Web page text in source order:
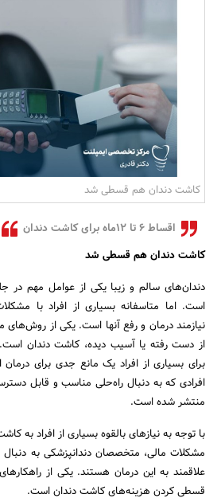
کاشت دندان هم قسطی شد
اقساط 6 تا 12ماه برای کاشت دندان
کاشت دندان هم قسطی شد
دندان‌های سالم و زیبا یکی از عوامل مهم در
است. اما متاسفانه بسیاری از افراد با
نیازمند درمان و رفع آنها است. یکی از روش‌های
از دست رفته یا آسیب دیده، کاشت دندان
برای بسیاری از افراد یک مانع جدی برای
افرادی که به دنبال راه‌حلی مناسب و قابل
منتشر شده است.
با توجه به نیازهای بالقوه بسیاری از افراد به
مشکلات مالی، متخصصان دندانپزشکی به دنبال
علاقمند به این درمان هستند. یکی از
قسطی کردن هزینه‌های کاشت دندان است.